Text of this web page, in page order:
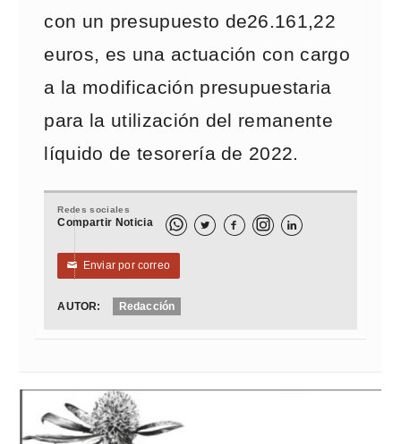
con un presupuesto de26.161,22
euros, es una actuación con cargo
a la modificación presupuestaria
para la utilización del remanente
líquido de tesorería de 2022.
Redes sociales
Compartir Noticia   
✉ Enviar por correo
AUTOR: Redacción